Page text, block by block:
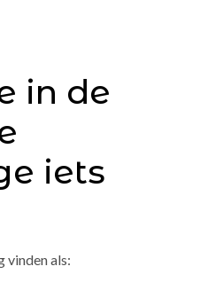
in de
iets
vinden als: